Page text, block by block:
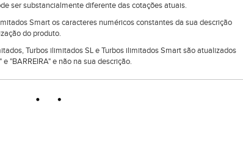
ser substancialmente diferente das cotações atuais.
Smart os caracteres numéricos constantes da sua descrição
do produto.
Turbos ilimitados SL e Turbos ilimitados Smart são atualizados
"BARREIRA" e não na sua descrição.